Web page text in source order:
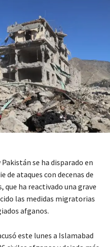
se ha disparado en
de ataques con decenas de
que ha reactivado una grave
las medidas migratorias
afganos.
este lunes a Islamabad